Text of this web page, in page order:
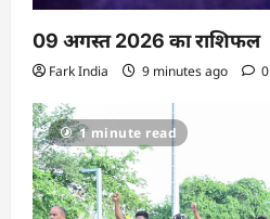
09 अगस्त 2026 का राशिफल
Fark India 9 minutes ago 0
1 minute read